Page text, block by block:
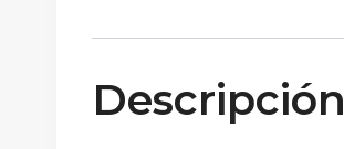
Descripción